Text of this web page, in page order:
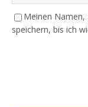
Meinen Namen,
speichern, bis ich